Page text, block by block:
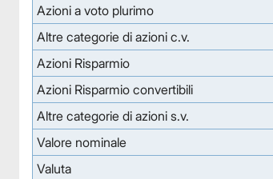
Azioni a voto plurimo
Altre categorie di azioni c.v.
Azioni Risparmio
Azioni Risparmio convertibili
Altre categorie di azioni s.v.
Valore nominale
Valuta